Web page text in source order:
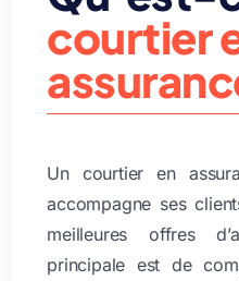
courtier
Un courtier en
accompagne ses
meilleures offres
principale est de